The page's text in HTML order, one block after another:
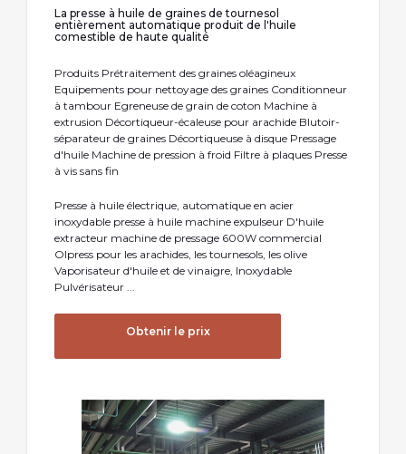
La presse à huile de graines de tournesol
entièrement automatique produit de l'huile
comestible de haute qualité
Produits Prétraitement des graines oléagineux
Equipements pour nettoyage des graines Conditionneur
à tambour Egreneuse de grain de coton Machine à
extrusion Décortiqueur-écaleuse pour arachide Blutoir-
séparateur de graines Décortiqueuse à disque Pressage
d'huile Machine de pression à froid Filtre à plaques Presse
à vis sans fin
Presse à huile électrique, automatique en acier
inoxydable presse à huile machine expulseur D'huile
extracteur machine de pressage 600W commercial
Olpress pour les arachides, les tournesols, les olive
Vaporisateur d'huile et de vinaigre, Inoxydable
Pulvérisateur ...
Obtenir le prix